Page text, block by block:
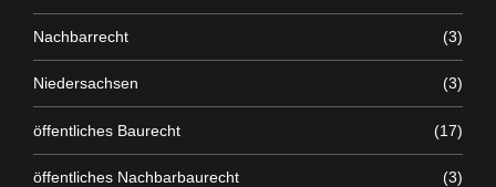
Nachbarrecht (3)
Niedersachsen (3)
öffentliches Baurecht (17)
öffentliches Nachbarbaurecht (3)